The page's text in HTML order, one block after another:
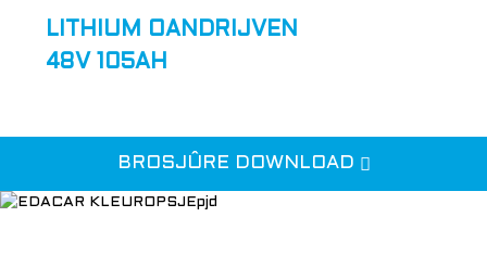
LITHIUM OANDRIJVEN
48V 105AH
BROSJÛRE DOWNLOAD